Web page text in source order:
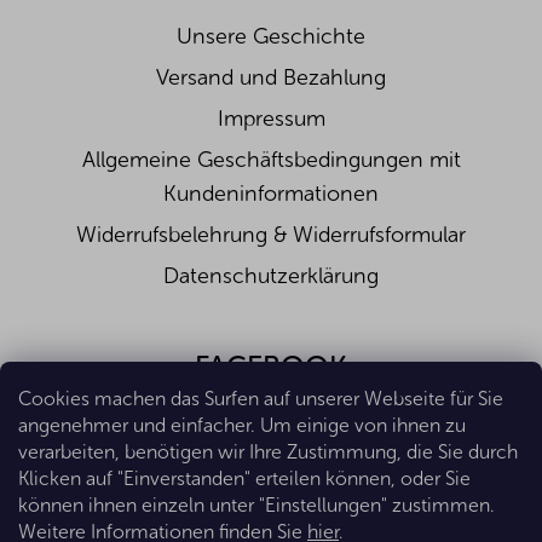
Cookies machen das Surfen auf unserer Webseite für Sie
angenehmer und einfacher. Um einige von ihnen zu
verarbeiten, benötigen wir Ihre Zustimmung, die Sie durch
Klicken auf "Einverstanden" erteilen können, oder Sie
können ihnen einzeln unter "Einstellungen" zustimmen.
Weitere Informationen finden Sie hier.
Unsere Geschichte
Versand und Bezahlung
Impressum
Allgemeine Geschäftsbedingungen mit
Kundeninformationen
Widerrufsbelehrung & Widerrufsformular
Datenschutzerklärung
FACEBOOK